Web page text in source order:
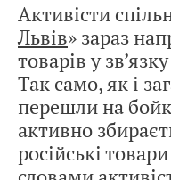
Активісти
Львів» зараз
товарів у
Так само, як і
перешли на
активно
російські